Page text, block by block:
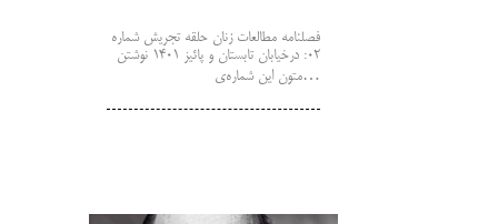
فصلنامه مطالعات زنان حلقه تجریش شماره
02: درخیابان تابستان و پائیز 1401 نوشتن
متون این شماره‌ی…